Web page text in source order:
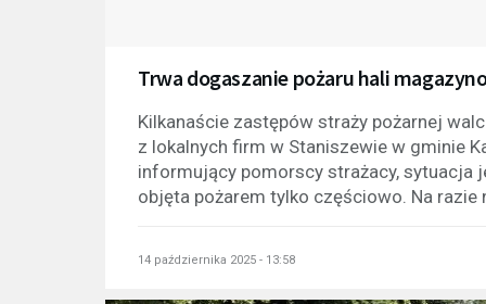
Trwa dogaszanie pożaru hali
Kilkanaście zastępów straży pożarnej
z lokalnych firm w Staniszewie w gminie
informujący pomorscy strażacy, sytuacja
objęta pożarem tylko częściowo. Na razie
14 października 2025 - 13:58